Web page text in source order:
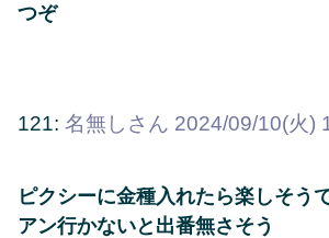
つぞ
121: 名無しさん 2024/09/10(火)
ピクシーに金種入れたら楽しそう
アン行かないと出番無さそう